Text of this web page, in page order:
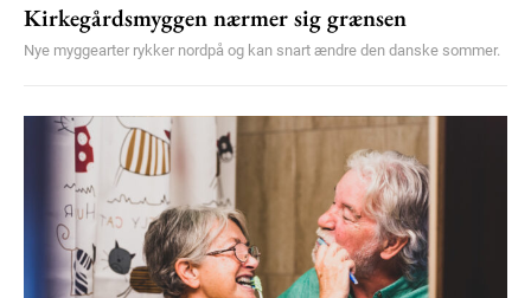
Kirkegårdsmyggen nærmer sig grænsen
Nye myggearter rykker nordpå og kan snart ændre den danske sommer.